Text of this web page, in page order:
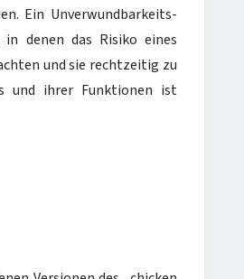
Ein Unverwundbarkeits-
denen das Risiko eines
und sie rechtzeitig zu
und ihrer Funktionen ist